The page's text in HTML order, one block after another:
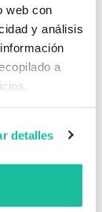
web con
y análisis
a
detalles
tu
Dog